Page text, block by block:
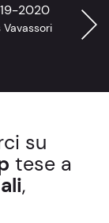
2020
su
tese a
,